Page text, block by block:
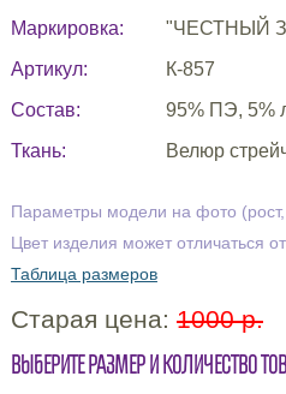
Маркировка:
"ЧЕСТНЫЙ
Артикул:
К-857
Состав:
95% ПЭ, 5%
Ткань:
Велюр
Параметры модели на фото
Цвет изделия может отличаться
Таблица размеров
Старая цена: 1000 р.
Выберите размер и количество